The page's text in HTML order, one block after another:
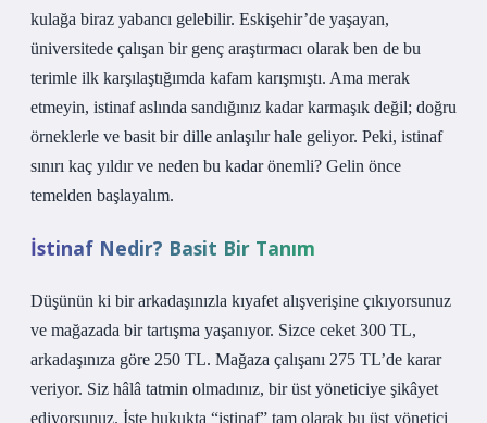
kulağa biraz yabancı gelebilir. Eskişehir’de yaşayan,
üniversitede çalışan bir genç araştırmacı olarak ben de bu
terimle ilk karşılaştığımda kafam karışmıştı. Ama merak
etmeyin, istinaf aslında sandığınız kadar karmaşık değil; doğru
örneklerle ve basit bir dille anlaşılır hale geliyor. Peki, istinaf
sınırı kaç yıldır ve neden bu kadar önemli? Gelin önce
temelden başlayalım.
İstinaf Nedir? Basit Bir Tanım
Düşünün ki bir arkadaşınızla kıyafet alışverişine çıkıyorsunuz
ve mağazada bir tartışma yaşanıyor. Sizce ceket 300 TL,
arkadaşınıza göre 250 TL. Mağaza çalışanı 275 TL’de karar
veriyor. Siz hâlâ tatmin olmadınız, bir üst yöneticiye şikâyet
ediyorsunuz. İşte hukukta “istinaf” tam olarak bu üst yönetici